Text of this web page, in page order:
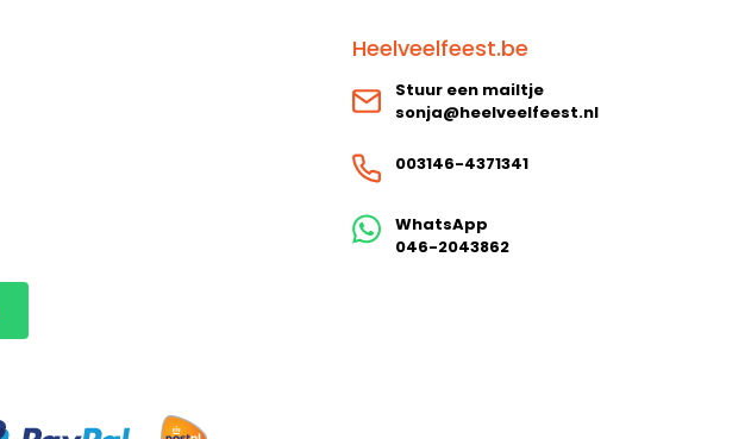
Heelveelfeest.be
Stuur een mailtje
sonja@heelveelfeest.nl
003146-4371341
WhatsApp
046-2043862